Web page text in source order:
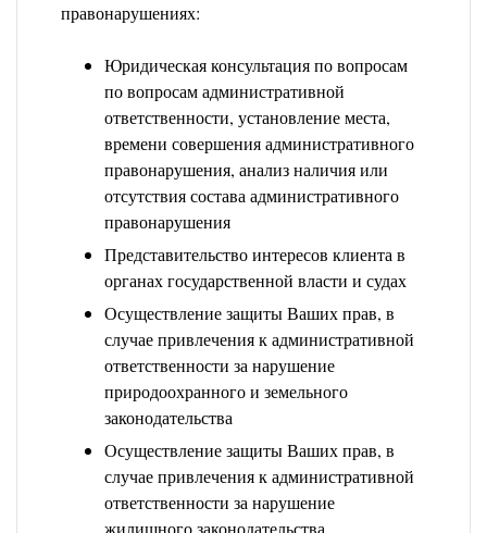
правонарушениях:
Юридическая консультация по вопросам
по вопросам административной
ответственности, установление места,
времени совершения административного
правонарушения, анализ наличия или
отсутствия состава административного
правонарушения
Представительство интересов клиента в
органах государственной власти и судах
Осуществление защиты Ваших прав, в
случае привлечения к административной
ответственности за нарушение
природоохранного и земельного
законодательства
Осуществление защиты Ваших прав, в
случае привлечения к административной
ответственности за нарушение
жилищного законодательства